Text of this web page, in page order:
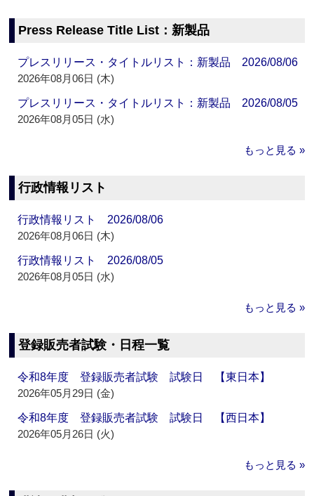
Press Release Title List：新製品
プレスリリース・タイトルリスト：新製品 2026/08/06
2026年08月06日 (木)
プレスリリース・タイトルリスト：新製品 2026/08/05
2026年08月05日 (水)
もっと見る »
行政情報リスト
行政情報リスト 2026/08/06
2026年08月06日 (木)
行政情報リスト 2026/08/05
2026年08月05日 (水)
もっと見る »
登録販売者試験・日程一覧
令和8年度 登録販売者試験 試験日 【東日本】
2026年05月29日 (金)
令和8年度 登録販売者試験 試験日 【西日本】
2026年05月26日 (火)
もっと見る »